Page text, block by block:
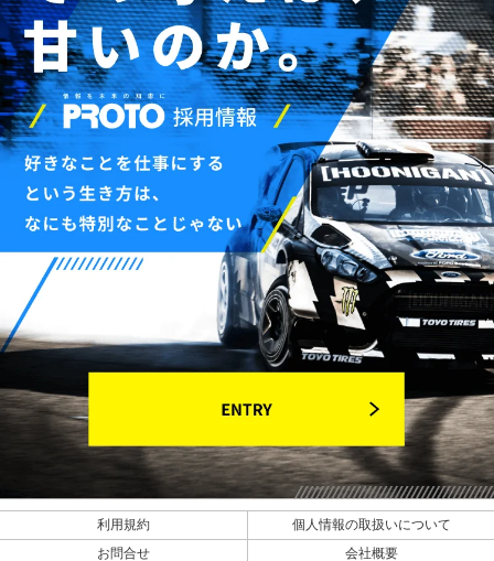
利用規約
個人情報の取扱いについて
お問合せ
会社概要